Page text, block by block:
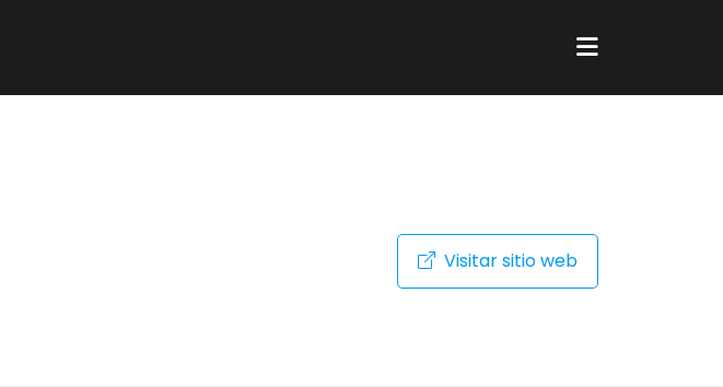
Visitar sitio web